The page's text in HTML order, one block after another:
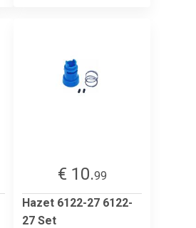
€ 10.99
Hazet 6122-27 6122-
27 Set